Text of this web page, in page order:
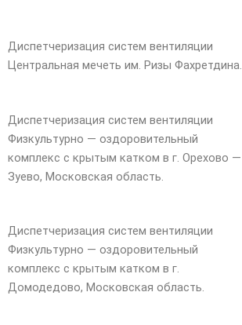
Диспетчеризация систем вентиляции
Центральная мечеть им. Ризы Фахретдина.
Диспетчеризация систем вентиляции
Физкультурно — оздоровительный
комплекс с крытым катком в г. Орехово —
Зуево, Московская область.
Диспетчеризация систем вентиляции
Физкультурно — оздоровительный
комплекс с крытым катком в г.
Домодедово, Московская область.